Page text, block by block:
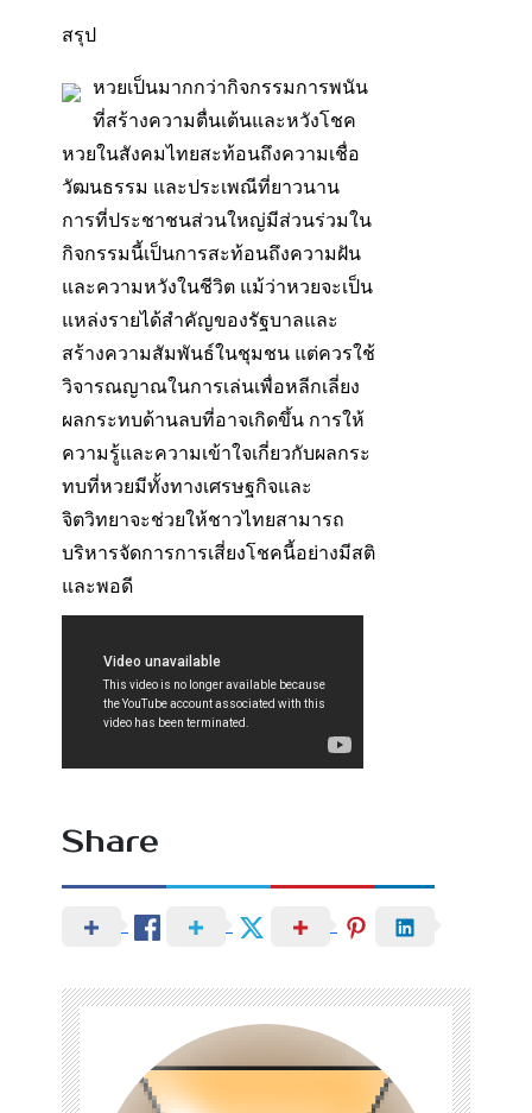
สรุป
หวยเป็นมากกว่ากิจกรรมการพนัน
ที่สร้างความตื่นเต้นและหวังโชค
หวยในสังคมไทยสะท้อนถึงความเชื่อ
วัฒนธรรม และประเพณีที่ยาวนาน
การที่ประชาชนส่วนใหญ่มีส่วนร่วมใน
กิจกรรมนี้เป็นการสะท้อนถึงความฝัน
และความหวังในชีวิต แม้ว่าหวยจะเป็น
แหล่งรายได้สำคัญของรัฐบาลและ
สร้างความสัมพันธ์ในชุมชน แต่ควรใช้
วิจารณญาณในการเล่นเพื่อหลีกเลี่ยง
ผลกระทบด้านลบที่อาจเกิดขึ้น การให้
ความรู้และความเข้าใจเกี่ยวกับผลกระ
ทบที่หวยมีทั้งทางเศรษฐกิจและ
จิตวิทยาจะช่วยให้ชาวไทยสามารถ
บริหารจัดการการเสี่ยงโชคนี้อย่างมีสติ
และพอดี
Share